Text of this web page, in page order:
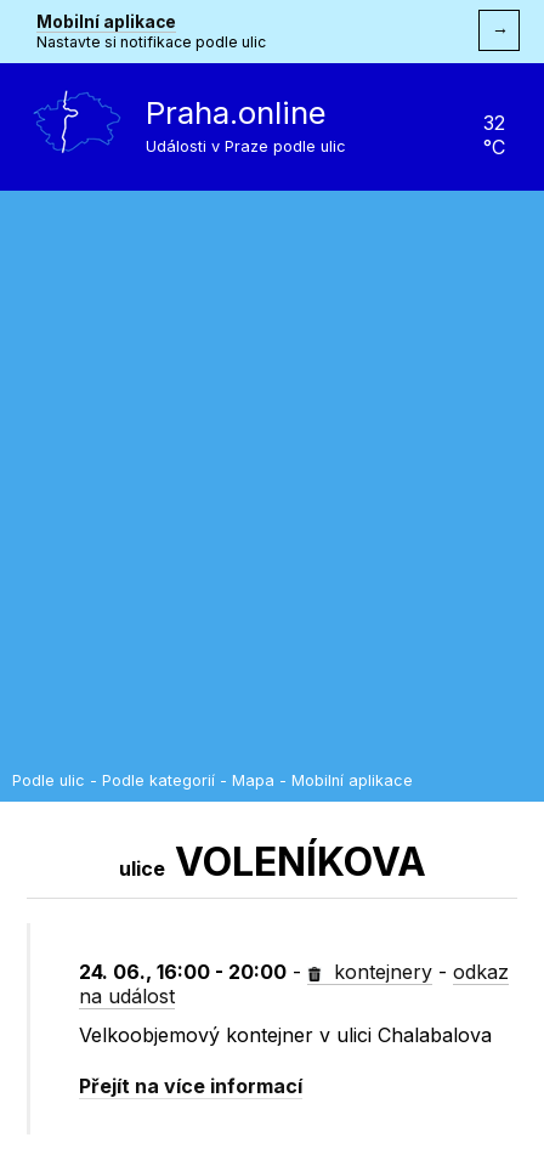
Mobilní aplikace
Nastavte si notifikace podle ulic
→
Praha.online
Události v Praze podle ulic
32
°C
Podle ulic - Podle kategorií - Mapa - Mobilní aplikace
uliceVOLENÍKOVA
24. 06., 16:00 - 20:00 - kontejnery -odkaz
na událost
Velkoobjemový kontejner v ulici Chalabalova
Přejít na více informací